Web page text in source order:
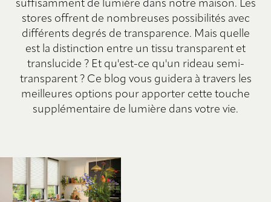
suffisamment de lumière dans notre maison. Les
stores offrent de nombreuses possibilités avec
différents degrés de transparence. Mais quelle
est la distinction entre un tissu transparent et
translucide ? Et qu'est-ce qu'un rideau semi-
transparent ? Ce blog vous guidera à travers les
meilleures options pour apporter cette touche
supplémentaire de lumière dans votre vie.